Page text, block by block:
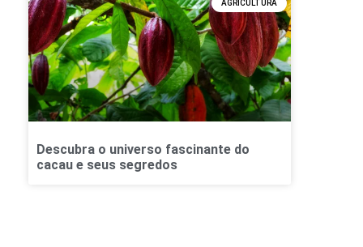
AGRICULTURA
Descubra o universo fascinante do
cacau e seus segredos